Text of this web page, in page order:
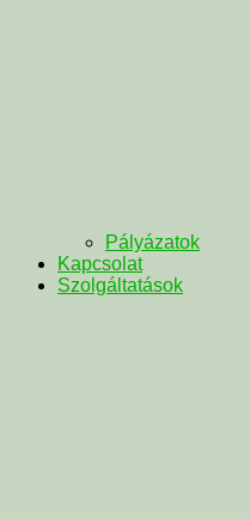
Pályázatok
Kapcsolat
Szolgáltatások